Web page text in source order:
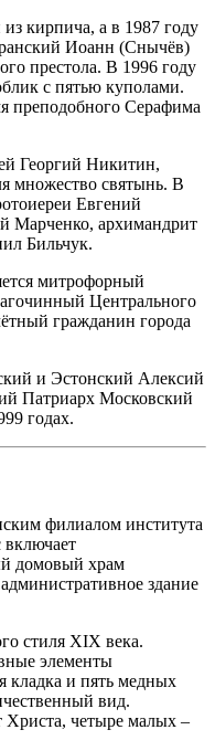
кирпича, а в 1987 году
Иоанн (Снычёв)
престола. В 1996 году
с пятью куполами.
преподобного Серафима
Георгий Никитин,
множество святынь. В
Евгений
Марченко, архимандрит
Бильчук.
митрофорный
Центрального
гражданин города
и Эстонский Алексий
Патриарх Московский
годах.
филиалом института
домовый храм
здание
стиля XIX века.
элементы
кладка и пять медных
вид.
Христа, четыре малых –